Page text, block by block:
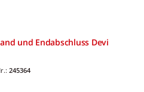
und Endabschluss Devi
245364